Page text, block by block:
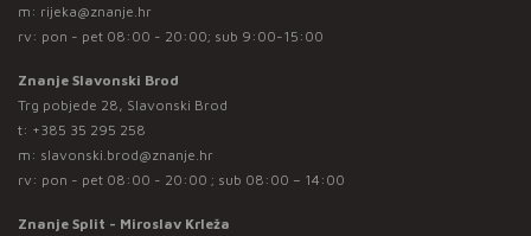
m: rijeka@znanje.hr
rv: pon - pet 08:00 - 20:00; sub 9:00-15:00
Znanje Slavonski Brod
Trg pobjede 28, Slavonski Brod
t: +385 35 295 258
m: slavonski.brod@znanje.hr
rv: pon - pet 08:00 - 20:00 ; sub 08:00 – 14:00
Znanje Split - Miroslav Krleža